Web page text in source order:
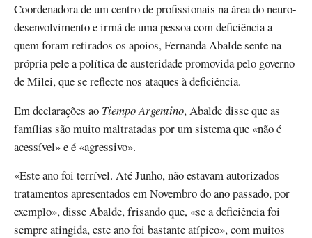
Coordenadora de um centro de profissionais na área do neuro-
desenvolvimento e irmã de uma pessoa com deficiência a
quem foram retirados os apoios, Fernanda Abalde sente na
própria pele a política de austeridade promovida pelo governo
de Milei, que se reflecte nos ataques à deficiência.
Em declarações ao Tiempo Argentino, Abalde disse que as
famílias são muito maltratadas por um sistema que «não é
acessível» e é «agressivo».
«Este ano foi terrível. Até Junho, não estavam autorizados
tratamentos apresentados em Novembro do ano passado, por
exemplo», disse Abalde, frisando que, «se a deficiência foi
sempre atingida, este ano foi bastante atípico», com muitos